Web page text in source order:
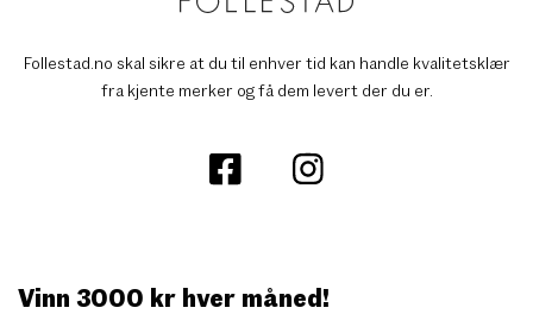
Follestad.no skal sikre at du til enhver tid kan handle kvalitetsklær
fra kjente merker og få dem levert der du er.
Vinn 3000 kr hver måned!